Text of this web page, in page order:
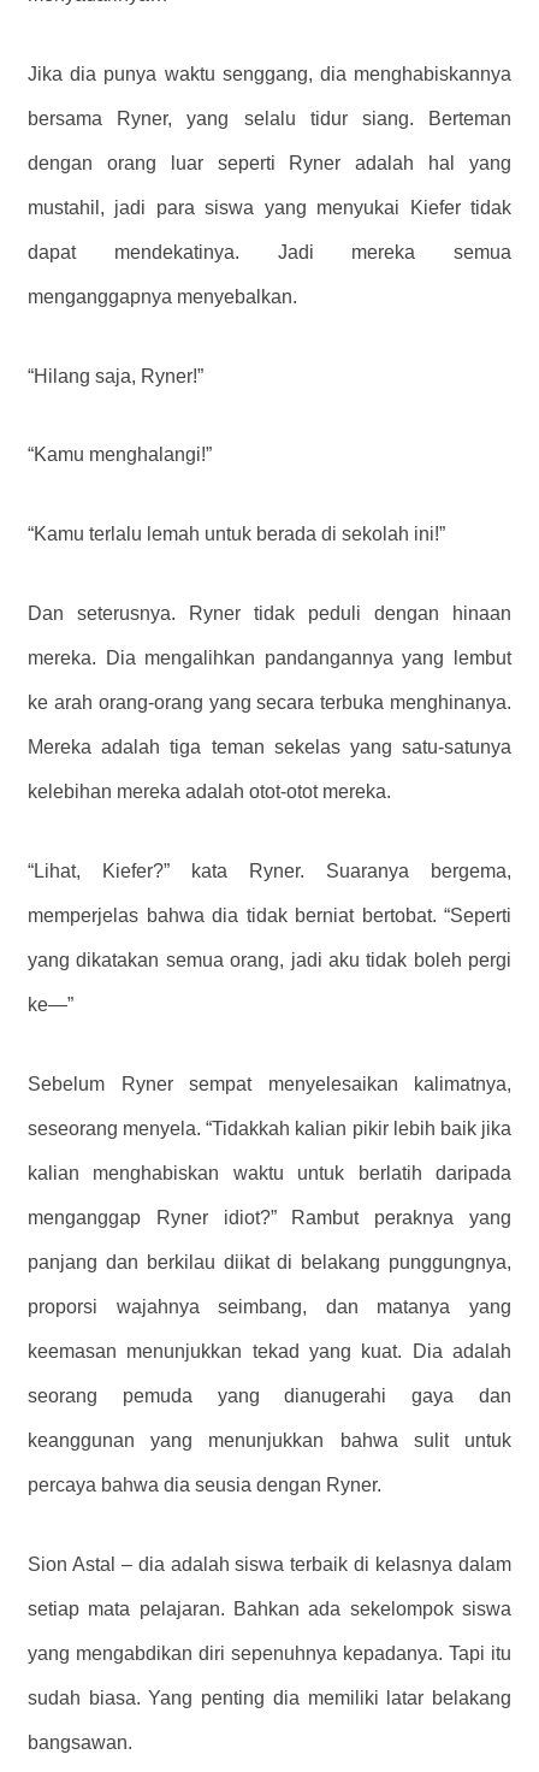
Jika dia punya waktu senggang, dia menghabiskannya
bersama Ryner, yang selalu tidur siang. Berteman
dengan orang luar seperti Ryner adalah hal yang
mustahil, jadi para siswa yang menyukai Kiefer tidak
dapat mendekatinya. Jadi mereka semua
menganggapnya menyebalkan.
“Hilang saja, Ryner!”
“Kamu menghalangi!”
“Kamu terlalu lemah untuk berada di sekolah ini!”
Dan seterusnya. Ryner tidak peduli dengan hinaan
mereka. Dia mengalihkan pandangannya yang lembut
ke arah orang-orang yang secara terbuka menghinanya.
Mereka adalah tiga teman sekelas yang satu-satunya
kelebihan mereka adalah otot-otot mereka.
“Lihat, Kiefer?” kata Ryner. Suaranya bergema,
memperjelas bahwa dia tidak berniat bertobat. “Seperti
yang dikatakan semua orang, jadi aku tidak boleh pergi
ke—”
Sebelum Ryner sempat menyelesaikan kalimatnya,
seseorang menyela. “Tidakkah kalian pikir lebih baik jika
kalian menghabiskan waktu untuk berlatih daripada
menganggap Ryner idiot?” Rambut peraknya yang
panjang dan berkilau diikat di belakang punggungnya,
proporsi wajahnya seimbang, dan matanya yang
keemasan menunjukkan tekad yang kuat. Dia adalah
seorang pemuda yang dianugerahi gaya dan
keanggunan yang menunjukkan bahwa sulit untuk
percaya bahwa dia seusia dengan Ryner.
Sion Astal – dia adalah siswa terbaik di kelasnya dalam
setiap mata pelajaran. Bahkan ada sekelompok siswa
yang mengabdikan diri sepenuhnya kepadanya. Tapi itu
sudah biasa. Yang penting dia memiliki latar belakang
bangsawan.